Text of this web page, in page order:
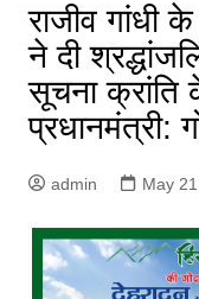
राजीव गांधी
ने दी
सूचना
प्रधानमंत्री:
admin May